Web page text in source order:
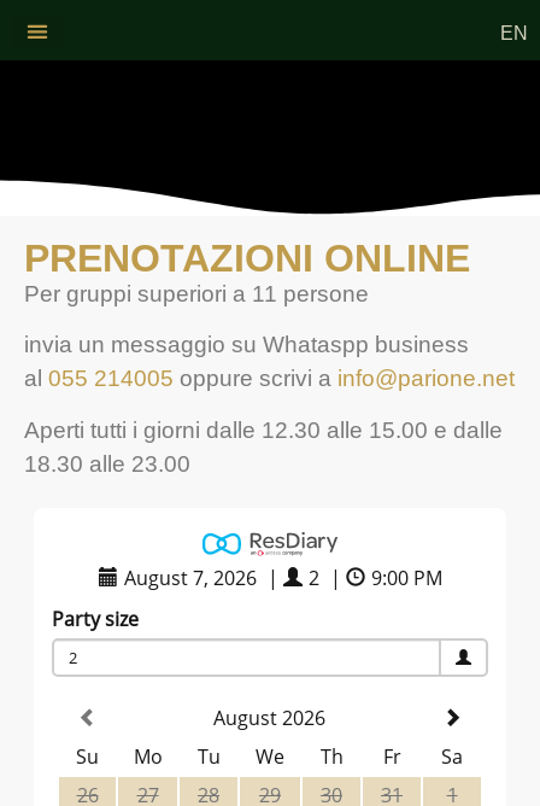
EN
PRENOTAZIONI ONLINE
Per gruppi superiori a 11 persone
invia un messaggio su Whataspp business
al 055 214005 oppure scrivi a info@parione.net
Aperti tutti i giorni dalle 12.30 alle 15.00 e dalle
18.30 alle 23.00